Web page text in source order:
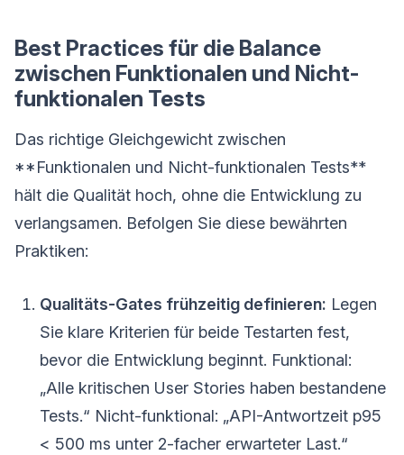
Best Practices für die Balance
zwischen Funktionalen und Nicht-
funktionalen Tests
Das richtige Gleichgewicht zwischen
**Funktionalen und Nicht-funktionalen Tests**
hält die Qualität hoch, ohne die Entwicklung zu
verlangsamen. Befolgen Sie diese bewährten
Praktiken:
Qualitäts-Gates frühzeitig definieren: Legen
Sie klare Kriterien für beide Testarten fest,
bevor die Entwicklung beginnt. Funktional:
„Alle kritischen User Stories haben bestandene
Tests.“ Nicht-funktional: „API-Antwortzeit p95
< 500 ms unter 2-facher erwarteter Last.“